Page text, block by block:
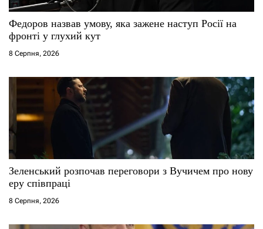
Федоров назвав умову, яка зажене наступ Росії на
фронті у глухий кут
8 Серпня, 2026
Зеленський розпочав переговори з Вучичем про нову
еру співпраці
8 Серпня, 2026